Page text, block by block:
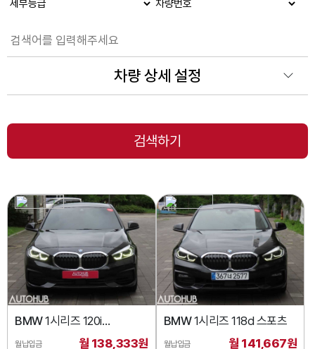
차량 상세 설정
BMW1시리즈 120i
어드밴티지
월납입금 월 138,333원
BMW1시리즈 118d 스포츠
월납입금 월 141,667원